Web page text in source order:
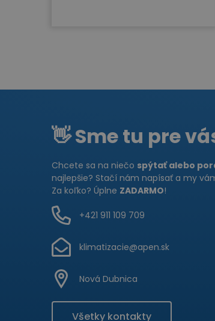
👋 Sme tu pre
Chcete sa na niečo spýtať alebo
najlepšie? Stačí nám napísať a my
Za koľko? Úplne ZADARMO!
+421 911 109 709
klimatizacie@apen.sk
Nová Dubnica
Všetky kontakty